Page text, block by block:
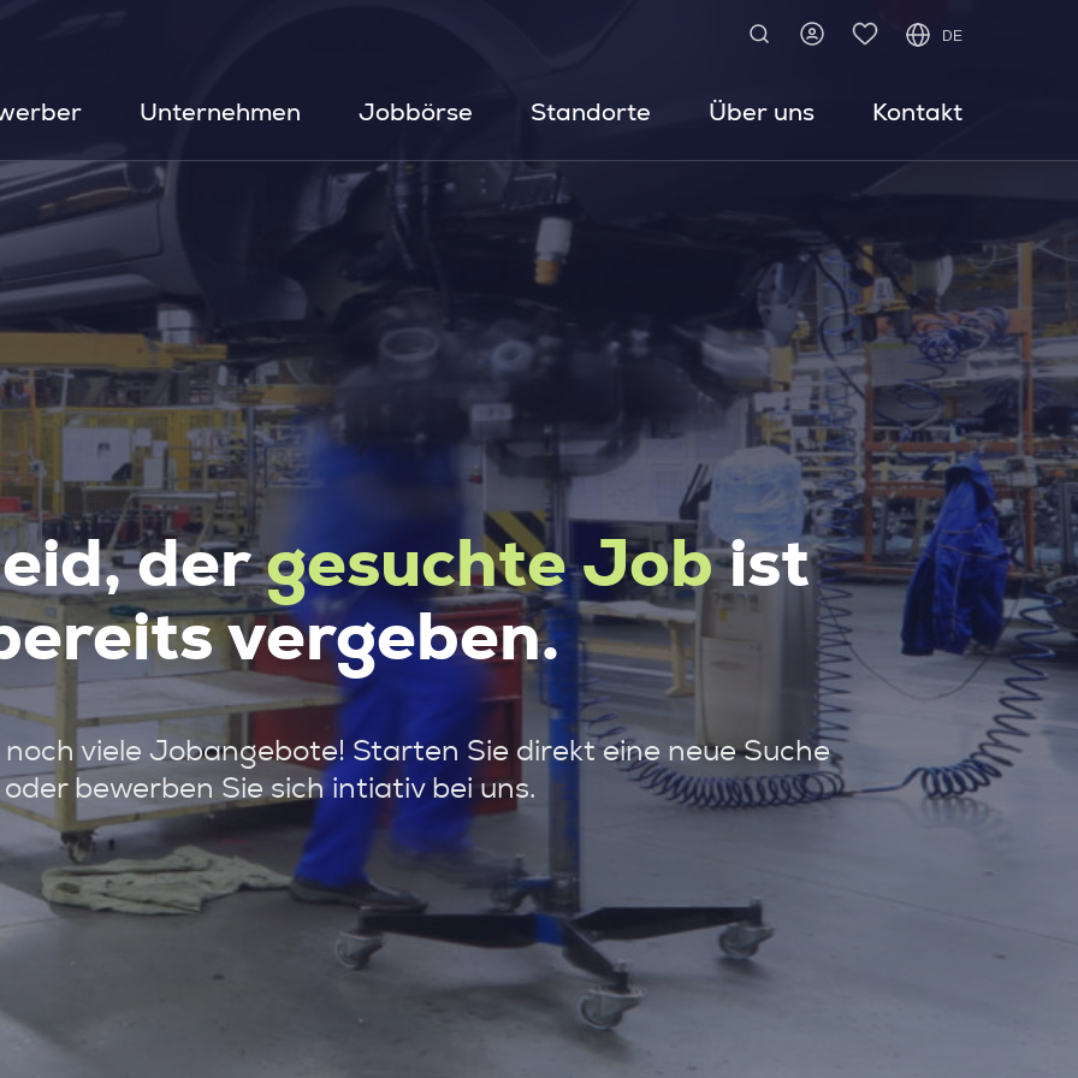
DE
Unternehmen Jobbörse Standorte Über uns Kontakt
dergesuchte Jobist
vergeben.
viele Jobangebote! Starten Sie direkt eine neue Suche
oder bewerben Sie sich intiativ bei uns.